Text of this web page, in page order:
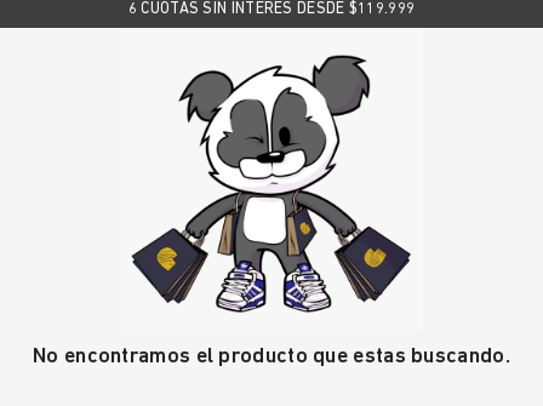
6 CUOTAS SIN INTERES DESDE $119.999
No encontramos el producto que estas buscando.